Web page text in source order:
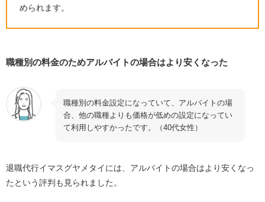
められます。
職種別の料金のためアルバイトの場合はより安くなった
職種別の料金設定になっていて、アルバイトの場
合、他の職種よりも価格が低めの設定になってい
て利用しやすかったです。（40代女性）
退職代行イマスグヤメタイには、アルバイトの場合はより安くなっ
たという評判も見られました。